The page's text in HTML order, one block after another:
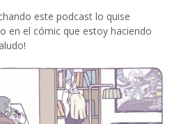
este podcast lo quise
en el cómic que estoy haciendo